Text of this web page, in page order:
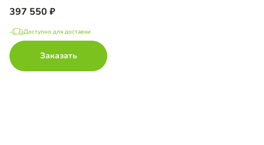
397 550
Доступно для доставки
Заказать